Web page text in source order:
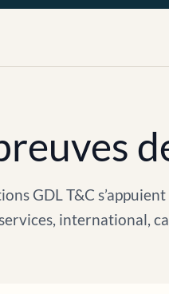
GDL T&C
international,